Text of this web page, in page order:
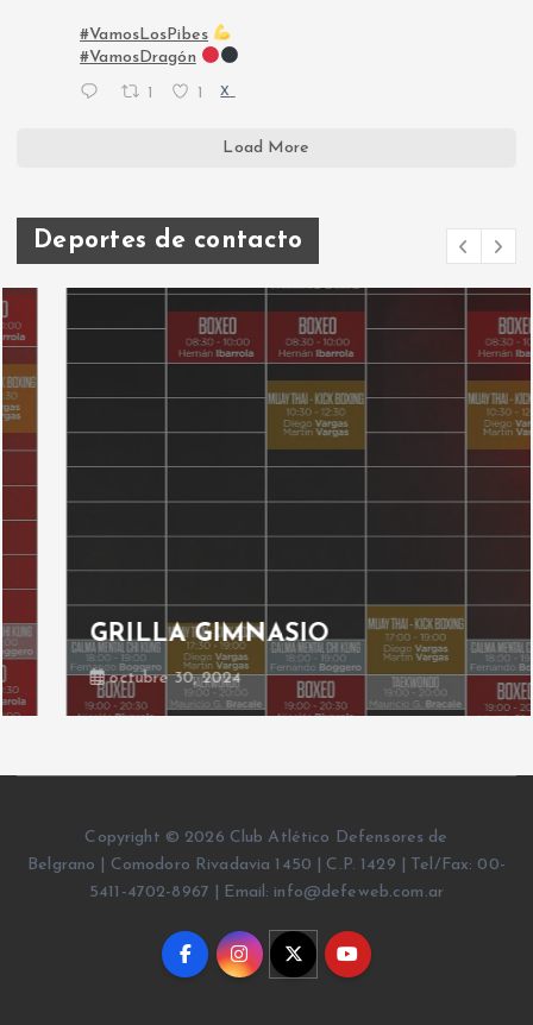
#VamosLosPibes
#VamosDragón
1 1 X
Load More
Deportes de contacto
GRILLA GIMNASIO
octubre 30, 2024
Copyright © 2026 Club Atlético Defensores de
Belgrano | Comodoro Rivadavia 1450 | C.P. 1429 | Tel/Fax: 00-
5411-4702-8967 | Email: info@defeweb.com.ar